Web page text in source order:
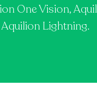
One Vision,
Aquilion Lightning.